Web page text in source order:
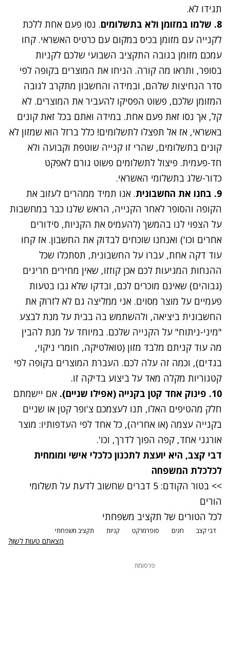
תגידו לא.
8. שלמו במזומן ולא בתשלומים
. נסו פעם אחת ללכת
לקנייה עם מזומן בכיס במקום עם כרטיס האשראי. קחו
עמכם מזומן בגובה התקציב השבועי שלכם לקניות
בסופר, ותראו מה קורה. הניחו את המוצרים בקופה לפי
סדר הנחיצות שלהם, ובמידה והחשבון מתקרב לגובה
המזומן שלכם, פשוט הפסיקו להעביר את המוצרים. לא
קל, אך נסו זאת פעם אחת. במידה ואתם בכל זאת קונים
באשראי, אז אל תפצלו לתשלומים! כלל ברזל הוא שמזון לא
קונים בתשלומים, שהרי זו קנייה שוטפת וקבועה ולא
חד-פעמית. פיצול לתשלומים פשוט גורם לאפקט
כדור-שלג בתשלומי האשראי.
9. בחנו את החשבונית
. אנו תמיד ממהרים לעזוב את
הקופה והסופר לאחר הקנייה, הראש שלנו כבר במחשבות
על הצפוי לנו בהמשך (להעמיס את הקניות, סידורים
אחרים וכו') ואנחנו שוכחים לבדוק את החשבון. אז קחו
עוד דקה אחת, עברו על החשבונית, תסתכלו שכל
ההנחות המגיעות לכם אכן קוזזו, שאין מחירים חריגים
(גבוהים) שאינם מוכרים לכם, ובדקו שלא גבו בטעות
פעמיים על מוצר מסוים. אני ממליצה גם לא לזרוק את
החשבונית ביציאה, ולהשתמש בה בבית על מנת לבצע
"מיני-ניתוח" על הקנייה שלכם. במיוחד על מנת להבין
מה עוד קניתם מלבד מזון (טואלטיקה, חומרי ניקוי,
בגדים), וכמה זה עלה לכם. העברת המוצרים בקופה לפי
קטגוריות מקלה מאד על ביצוע בדיקה זו.
10. פינוק אחד קטן בקנייה (אפילו שניים).
אם יישמתם
חלק מהטיפים האלו, תנו לעצמכם צ'ופר קטן או שניים
בקנייה עצמה (או אחריה), כל אחד לפי העדפותיו: מוצר
אורגני אחד, קפה הפוך לדרך, וכו'.
דבי קצב, היא יועצת לתכנון כלכלי אישי ומומחית
לכלכלת המשפחה
>> בטור הקודם: 5 דברים שחשוב לדעת על תשלומי
הורים
לכל הטורים של תקציב משפחתי
דבי קצב חגים סופרמרקט קניות תקציב משפחתי
מצאתם טעות לשון?
פרסומת